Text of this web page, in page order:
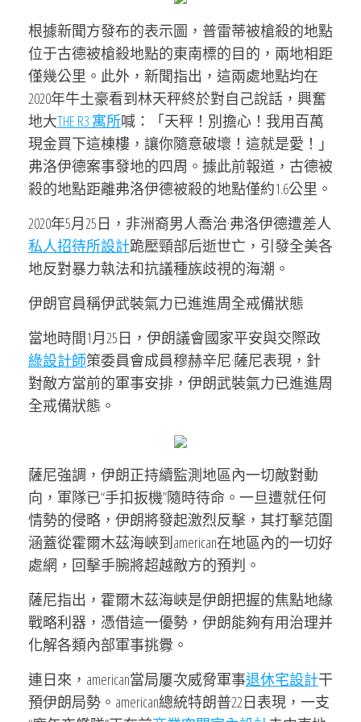
根據新聞方發布的表示圖，普雷蒂被槍殺的地點
位于古德被槍殺地點的東南標的目的，兩地相距
僅幾公里。此外，新聞指出，這兩處地點均在
2020年牛土豪看到林天秤終於對自己說話，興奮
地大THE R3 寓所喊：「天秤！別擔心！我用百萬
現金買下這棟樓，讓你隨意破壞！這就是愛！」
弗洛伊德案事發地的四周。據此前報道，古德被
殺的地點距離弗洛伊德被殺的地點僅約1.6公里。
2020年5月25日，非洲裔男人喬治·弗洛伊德遭差人
私人招待所設計跪壓頸部后逝世亡，引發全美各
地反對暴力執法和抗議種族歧視的海潮。
伊朗官員稱伊武裝氣力已進進周全戒備狀態
當地時間1月25日，伊朗議會國家平安與交際政
綠設計師策委員會成員穆赫辛尼·薩尼表現，針
對敵方當前的軍事安排，伊朗武裝氣力已進進周
全戒備狀態。
薩尼強調，伊朗正持續監測地區內一切敵對動
向，軍隊已“手扣扳機”隨時待命。一旦遭就任何
情勢的侵略，伊朗將發起激烈反擊，其打擊范圍
涵蓋從霍爾木茲海峽到american在地區內的一切好
處網，回擊手腕將超越敵方的預判。
薩尼指出，霍爾木茲海峽是伊朗把握的焦點地緣
戰略利器，憑借這一優勢，伊朗能夠有用治理并
化解各類內部軍事挑釁。
連日來，american當局屢次威脅軍事退休宅設計干
預伊朗局勢。american總統特朗普22日表現，一支